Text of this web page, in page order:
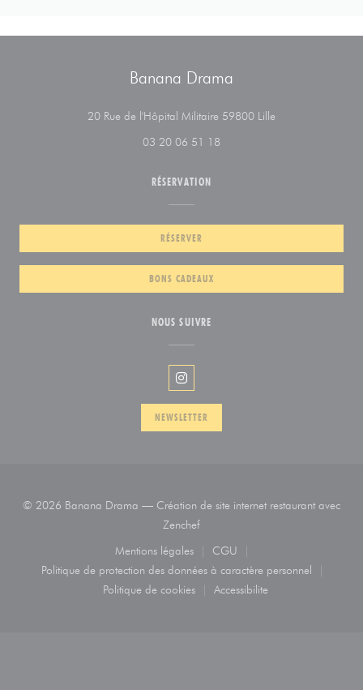
Banana Drama
20 Rue de l'Hôpital Militaire 59800 Lille
03 20 06 51 18
RÉSERVATION
RÉSERVER
BONS CADEAUX
NOUS SUIVRE
Instagram ((ouvre une nouvelle
NEWSLETTER
© 2026 Banana Drama — Création de site internet restaurant avec
Zenchef((ouvre une nouvelle fenêtre))
Mentions légales
((ouvre une nouvelle fenêtre))
CGU
((ouvre une nouvelle
Politique de protection des données à caractère personnel
((ouvre une nouvelle fenêtre))
Politique de cookies
((ouvre une nouvelle fenêtre))
Accessibilite
((ouvre une nouvelle